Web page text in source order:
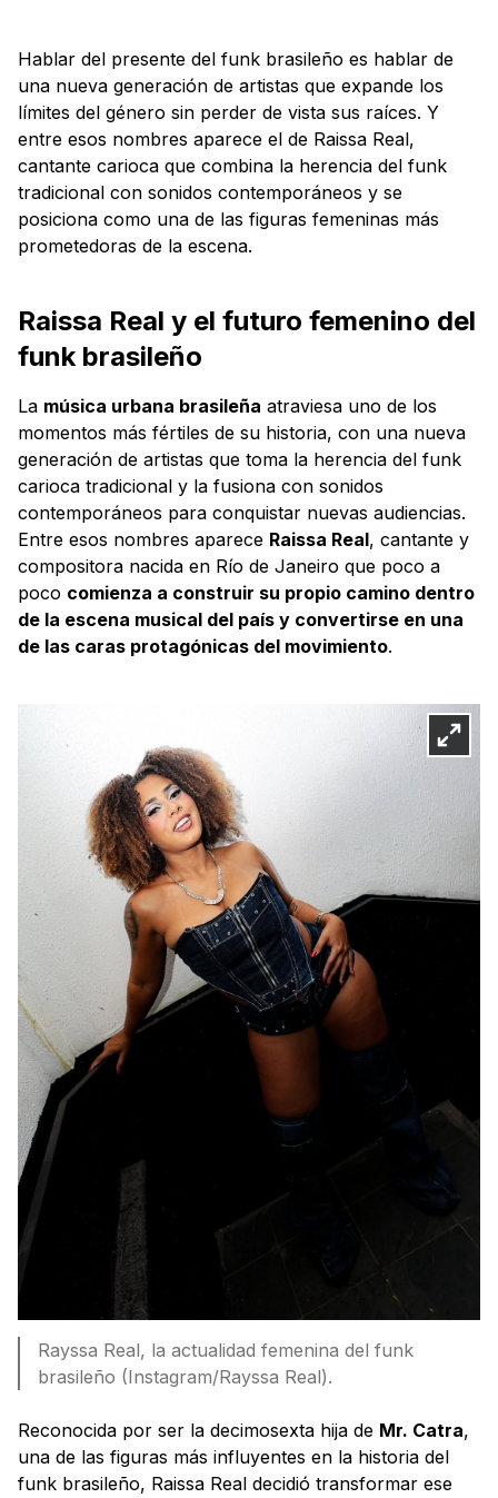
Hablar del presente del funk brasileño es hablar de
una nueva generación de artistas que expande los
límites del género sin perder de vista sus raíces. Y
entre esos nombres aparece el de Raissa Real,
cantante carioca que combina la herencia del funk
tradicional con sonidos contemporáneos y se
posiciona como una de las figuras femeninas más
prometedoras de la escena.
Raissa Real y el futuro femenino del
funk brasileño
La música urbana brasileña atraviesa uno de los
momentos más fértiles de su historia, con una nueva
generación de artistas que toma la herencia del funk
carioca tradicional y la fusiona con sonidos
contemporáneos para conquistar nuevas audiencias.
Entre esos nombres aparece Raissa Real, cantante y
compositora nacida en Río de Janeiro que poco a
poco comienza a construir su propio camino dentro
de la escena musical del país y convertirse en una
de las caras protagónicas del movimiento.
Rayssa Real, la actualidad femenina del funk
brasileño (Instagram/Rayssa Real).
Reconocida por ser la decimosexta hija de Mr. Catra,
una de las figuras más influyentes en la historia del
funk brasileño, Raissa Real decidió transformar ese